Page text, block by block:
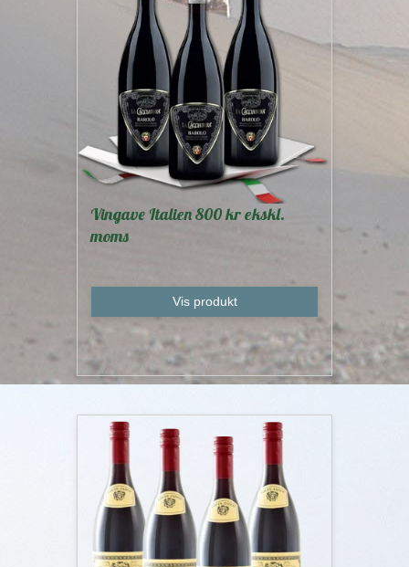
Vingave Italien 800 kr ekskl.
moms
Vis produkt